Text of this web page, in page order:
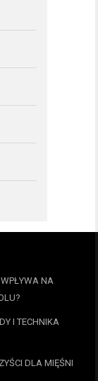
NA
I TECHNIKA
DLA MIĘŚNI